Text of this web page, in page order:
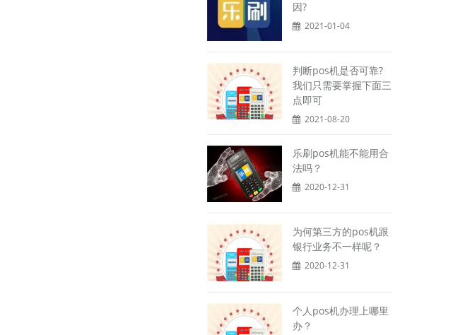
因?
2021-01-04
判断pos机是否可靠?
我们只需要掌握下面三
点即可
2021-08-20
乐刷pos机能不能用合
法吗？
2020-12-31
为何第三方的pos机跟
银行业务不一样呢？
2020-12-31
个人pos机办理上哪里
办？